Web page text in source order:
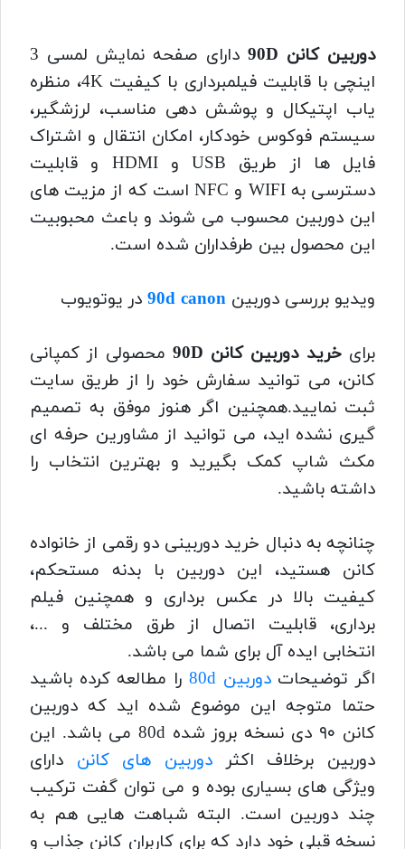
دوربین کانن 90D
دارای صفحه نمایش لمسی 3
اینچی با قابلیت فیلمبرداری با کیفیت 4K، منظره
یاب اپتیکال و پوشش دهی مناسب، لرزشگیر،
سیستم فوکوس خودکار، امکان انتقال و اشتراک
فایل ها از طریق USB و HDMI و قابلیت
دسترسی به WIFI و NFC است که از مزیت های
این دوربین محسوب می شوند و باعث محبوبیت
این محصول بین طرفداران شده است.
ویدیو بررسی دوربین 90d canon در یوتویوب
برایخرید دوربین کانن 90D
محصولی از کمپانی
کانن، می توانید سفارش خود را از طریق سایت
ثبت نمایید.همچنین اگر هنوز موفق به تصمیم
گیری نشده اید، می توانید از مشاورین حرفه ای
مکث شاپ کمک بگیرید و بهترین انتخاب را
داشته باشید.
چنانچه به دنبال خرید دوربینی دو رقمی از خانواده
کانن هستید، این دوربین با بدنه مستحکم،
کیفیت بالا در عکس برداری و همچنین فیلم
برداری، قابلیت اتصال از طرق مختلف و ...،
انتخابی ایده آل برای شما می باشد.
اگر توضیحاتدوربین 80d
را مطالعه کرده باشید
حتما متوجه این موضوع شده اید که دوربین
کانن ۹۰ دی نسخه بروز شده 80d می باشد.
این
دوربین برخلاف اکثر دوربین های کانن دارای
ویژگی های بسیاری بوده و می توان گفت ترکیب
چند دوربین است. البته شباهت هایی هم به
نسخه قبلی خود دارد که برای کاربران کانن جذاب و